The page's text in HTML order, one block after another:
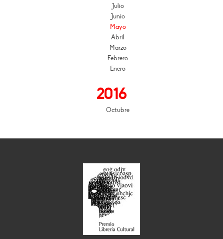
Julio
Junio
Mayo
Abril
Marzo
Febrero
Enero
2016
Octubre